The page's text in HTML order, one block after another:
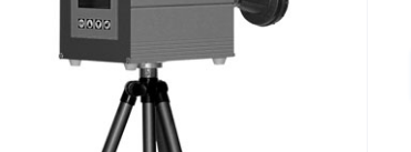
Химические реактивы
Средства индивидуальной защиты
Холодильное и морозильное